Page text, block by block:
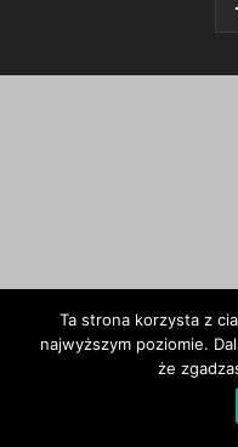
Ta strona korzysta z
najwyższym poziomie.
że